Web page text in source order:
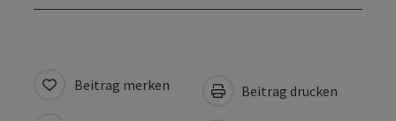
Beitrag merken Beitrag drucken